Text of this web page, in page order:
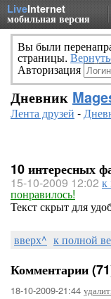
LiveInternet
мобильная версия
Вы были
страницы.
Авторизация
Дневник
Лента друзей -
10 интересных
15-10-2009 12:02 к
понравилось!
Текст скрыт для
вверх^ к полной
Комментарии
18-10-2009-21:44